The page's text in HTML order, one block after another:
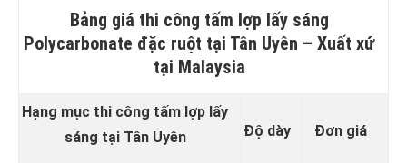
Bảng giá thi công tấm lợp lấy sáng
Polycarbonate đặc ruột tại Tân Uyên – Xuất xứ
tại Malaysia
Hạng mục thi công tấm lợp lấy
sáng tại Tân Uyên
Độ dày Đơn giá